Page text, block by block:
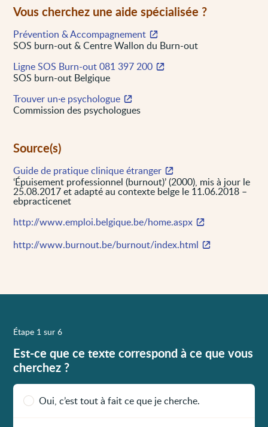
Vous cherchez une aide spécialisée ?
Prévention & Accompagnement
SOS burn-out & Centre Wallon du Burn-out
Ligne SOS Burn-out 081 397 200
SOS burn-out Belgique
Trouver un·e psychologue
Commission des psychologues
Source(s)
Guide de pratique clinique étranger
‘Épuisement professionnel (burnout)’ (2000), mis à jour le
25.08.2017 et adapté au contexte belge le 11.06.2018 –
ebpracticenet
http://www.emploi.belgique.be/home.aspx
http://www.burnout.be/burnout/index.html
Étape 1 sur 6
Est-ce que ce texte correspond à ce que vous
cherchez ?
Oui, c’est tout à fait ce que je cherche.